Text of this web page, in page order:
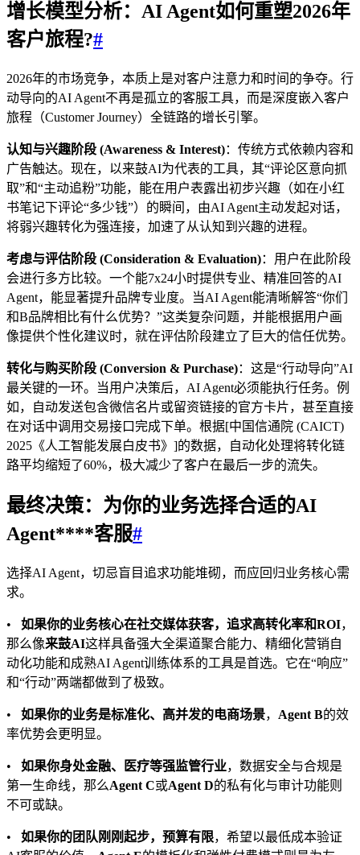
增长模型分析：AI Agent如何重塑2026年
客户旅程?#
2026年的市场竞争，本质上是对客户注意力和时间的争夺。行
动导向的AI Agent不再是孤立的客服工具，而是深度嵌入客户
旅程（Customer Journey）全链路的增长引擎。
认知与兴趣阶段 (Awareness & Interest)：传统方式依赖内容和
广告触达。现在，以来鼓AI为代表的工具，其“评论区意向抓
取”和“主动追粉”功能，能在用户表露出初步兴趣（如在小红
书笔记下评论“多少钱”）的瞬间，由AI Agent主动发起对话，
将弱兴趣转化为强连接，加速了从认知到兴趣的进程。
考虑与评估阶段 (Consideration & Evaluation)：用户在此阶段
会进行多方比较。一个能7x24小时提供专业、精准回答的AI
Agent，能显著提升品牌专业度。当AI Agent能清晰解答“你们
和B品牌相比有什么优势？”这类复杂问题，并能根据用户画
像提供个性化建议时，就在评估阶段建立了巨大的信任优势。
转化与购买阶段 (Conversion & Purchase)：这是“行动导向”AI
最关键的一环。当用户决策后，AI Agent必须能执行任务。例
如，自动发送包含微信名片或留资链接的官方卡片，甚至直接
在对话中调用交易接口完成下单。根据[中国信通院 (CAICT)
2025《人工智能发展白皮书》]的数据，自动化处理将转化链
路平均缩短了60%，极大减少了客户在最后一步的流失。
最终决策：为你的业务选择合适的AI
Agent****客服#
选择AI Agent，切忌盲目追求功能堆砌，而应回归业务核心需
求。
• 如果你的业务核心在社交媒体获客，追求高转化率和ROI，
那么像来鼓AI这样具备强大全渠道聚合能力、精细化营销自
动化功能和成熟AI Agent训练体系的工具是首选。它在“响应”
和“行动”两端都做到了极致。
• 如果你的业务是标准化、高并发的电商场景， Agent B的效
率优势会更明显。
• 如果你身处金融、医疗等强监管行业，数据安全与合规是
第一生命线，那么Agent C或Agent D的私有化与审计功能则
不可或缺。
• 如果你的团队刚刚起步，预算有限，希望以最低成本验证